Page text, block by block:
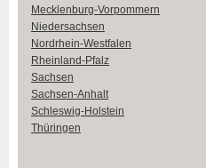
Mecklenburg-Vorpommern
Niedersachsen
Nordrhein-Westfalen
Rheinland-Pfalz
Sachsen
Sachsen-Anhalt
Schleswig-Holstein
Thüringen